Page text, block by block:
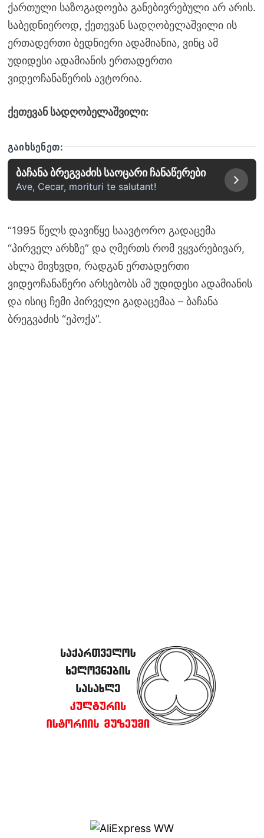
ქართული საზოგადოება განებივრებული არ არის.
საბედნიეროდ, ქეთევან სადღობელაშვილი ის
ერთადერთი ბედნიერი ადამიანია, ვინც ამ
უდიდესი ადამიანის ერთადერთი
ვიდეოჩანაწერის ავტორია.
ქეთევან სადღობელაშვილი:
ᲒᲐᲘᲮᲡᲔᲜᲔᲗ:
ბაჩანა ბრეგვაძის საოცარი ჩანაწერები
Ave, Cecar, morituri te salutant!
“1995 წელს დავიწყე საავტორო გადაცემა
“პირველ არხზე” და ღმერთს რომ ვყვარებივარ,
ახლა მივხვდი, რადგან ერთადერთი
ვიდეოჩანაწერი არსებობს ამ უდიდესი ადამიანის
და ისიც ჩემი პირველი გადაცემაა – ბაჩანა
ბრეგვაძის “ეპოქა”.